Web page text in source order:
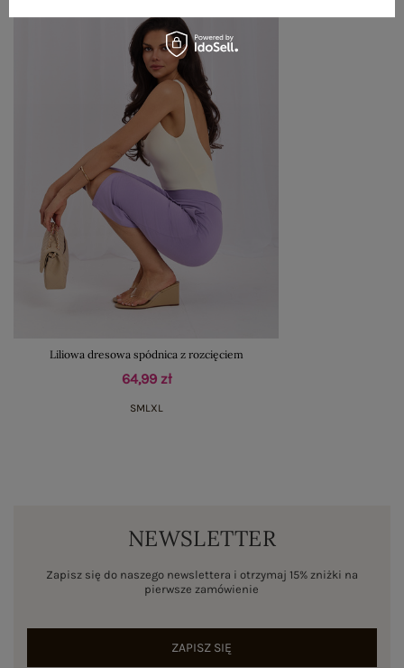
Liliowa dresowa spódnica z rozcięciem
64,99 zł
SMLXL
NEWSLETTER
Zapisz się do naszego newslettera i otrzymaj 15% zniżki na
pierwsze zamówienie
ZAPISZ SIĘ